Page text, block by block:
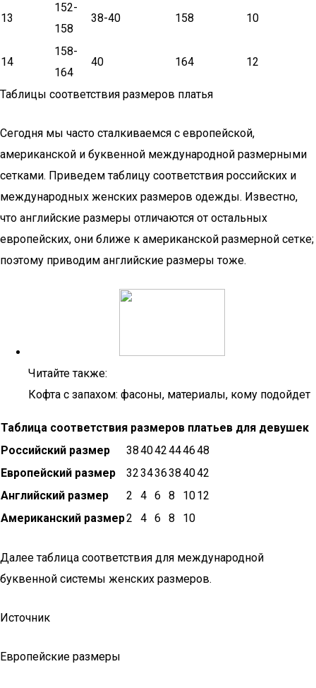
13
152-
158
38-40 158 10
14
158-
164
40 164 12
Таблицы соответствия размеров платья
Сегодня мы часто сталкиваемся с европейской,
американской и буквенной международной размерными
сетками. Приведем таблицу соответствия российских и
международных женских размеров одежды. Известно,
что английские размеры отличаются от остальных
европейских, они ближе к американской размерной сетке;
поэтому приводим английские размеры тоже.
Читайте также:
Кофта с запахом: фасоны, материалы, кому подойдет
Таблица соответствия размеров платьев для девушек
Российский размер
384042444648
Европейский размер
323436384042
Английский размер
2 4 6 8 1012
Американский размер2 4 6 8 10
Далее таблица соответствия для международной
буквенной системы женских размеров.
Источник
Европейские размеры